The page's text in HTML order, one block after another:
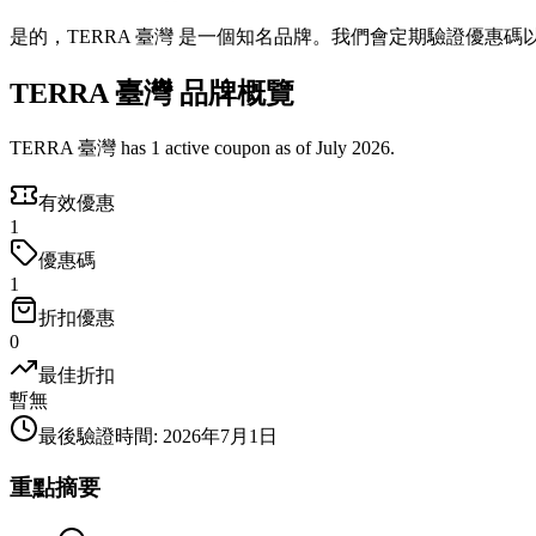
是的，TERRA 臺灣 是一個知名品牌。我們會定期驗證優惠碼
TERRA 臺灣 品牌概覽
TERRA 臺灣 has 1 active coupon as of July 2026.
有效優惠
1
優惠碼
1
折扣優惠
0
最佳折扣
暫無
最後驗證時間: 2026年7月1日
重點摘要